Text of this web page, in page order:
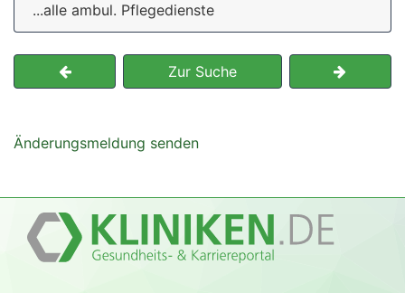
...alle ambul. Pflegedienste
Zur Suche
Änderungsmeldung senden